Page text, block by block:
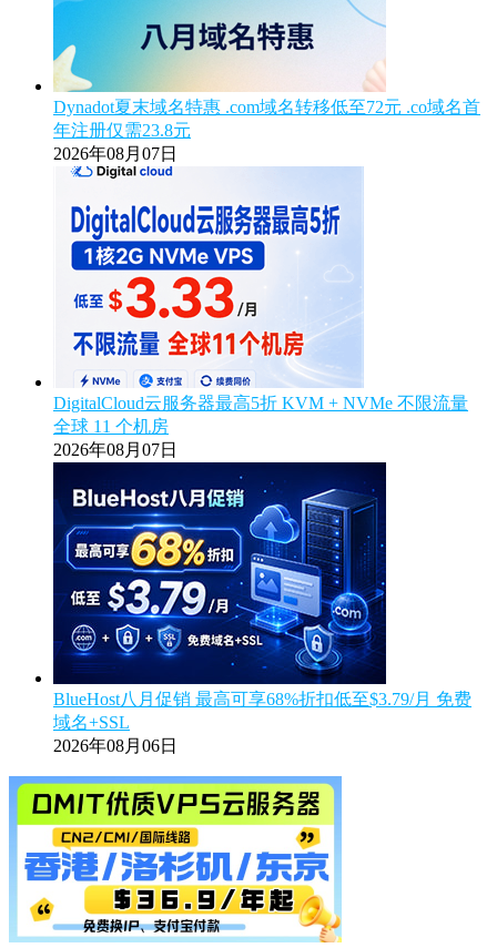
Dynadot夏末域名特惠 .com域名转移低至72元 .co域名首
年注册仅需23.8元
2026年08月07日
DigitalCloud云服务器最高5折 KVM + NVMe 不限流量
全球 11 个机房
2026年08月07日
BlueHost八月促销 最高可享68%折扣低至$3.79/月 免费
域名+SSL
2026年08月06日